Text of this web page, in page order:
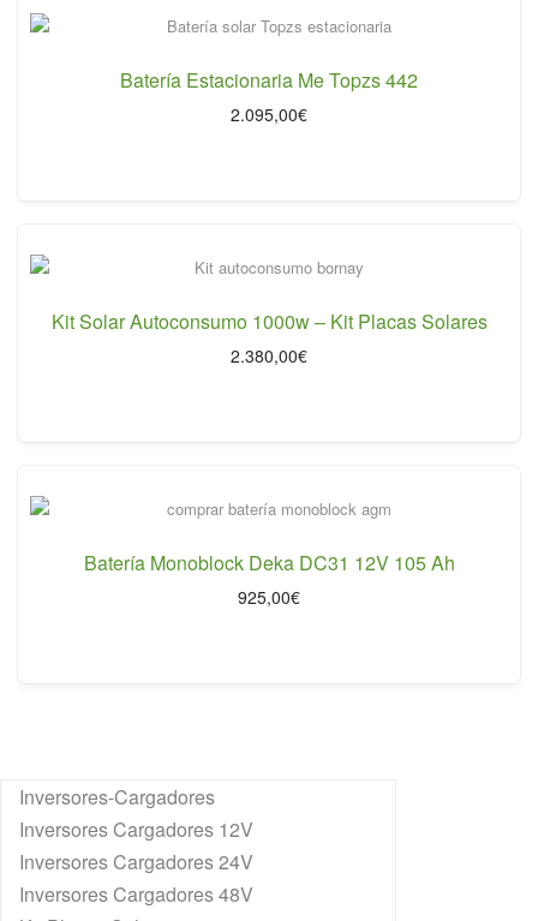
Batería Estacionaria Me Topzs 442
2.095,00€
Kit Solar Autoconsumo 1000w – Kit Placas Solares
2.380,00€
Batería Monoblock Deka DC31 12V 105 Ah
925,00€
Inversores-Cargadores
Inversores Cargadores 12V
Inversores Cargadores 24V
Inversores Cargadores 48V